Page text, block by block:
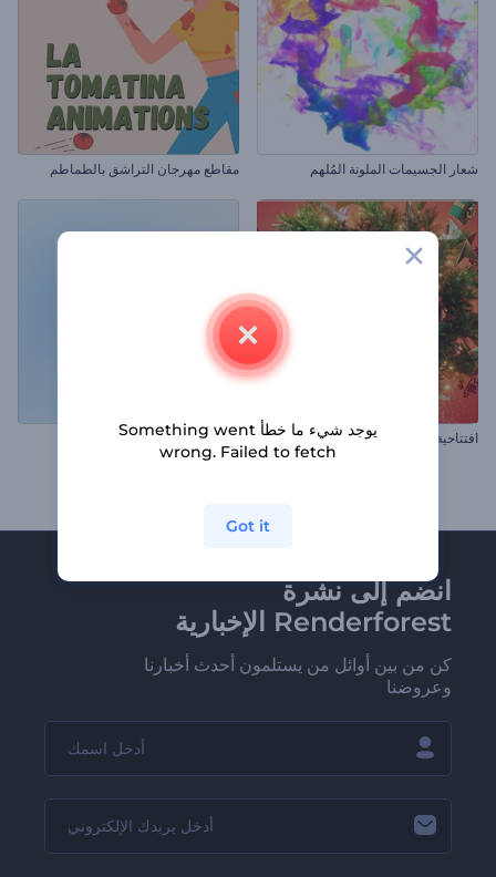
شعار الجسيمات الملونة المُلهم مقاطع مهرجان التراشق بالطماطم
افتتاحية كرة الكريسماس الاحتفالية كشف شعار لامع بسيط
انضم إلى نشرة
Renderforest الإخبارية
كن من بين أوائل من يستلمون أحدث أخبارنا
وعروضنا
يوجد شيء ما خطأ Something went
wrong. Failed to fetch
Got it